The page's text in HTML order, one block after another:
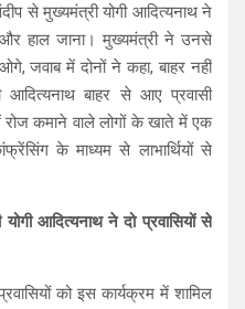
से मुख्यमंत्री योगी आदित्यनाथ ने
और हाल जाना। मुख्यमंत्री ने उनसे
जवाब में दोनों ने कहा, बाहर नहीं
आदित्यनाथ बाहर से आए प्रवासी
रोज कमाने वाले लोगों के खाते में एक
के माध्यम से लाभार्थियों से
आदित्यनाथ ने दो प्रवासियों से
को इस कार्यक्रम में शामिल